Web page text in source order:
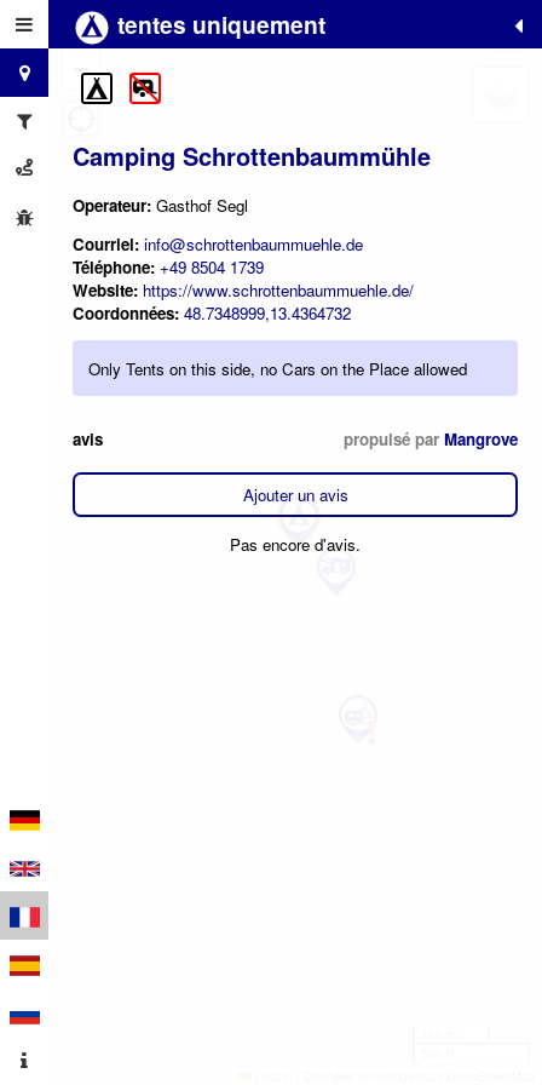
tentes uniquement
Camping Schrottenbaummühle
Operateur: Gasthof Segl
Courriel: info@schrottenbaummuehle.de
Téléphone: +49 8504 1739
Website: https://www.schrottenbaummuehle.de/
Coordonnées: 48.7348999,13.4364732
Only Tents on this side, no Cars on the Place allowed
avis propulsé par Mangrove
Ajouter un avis
Pas encore d'avis.
+
−